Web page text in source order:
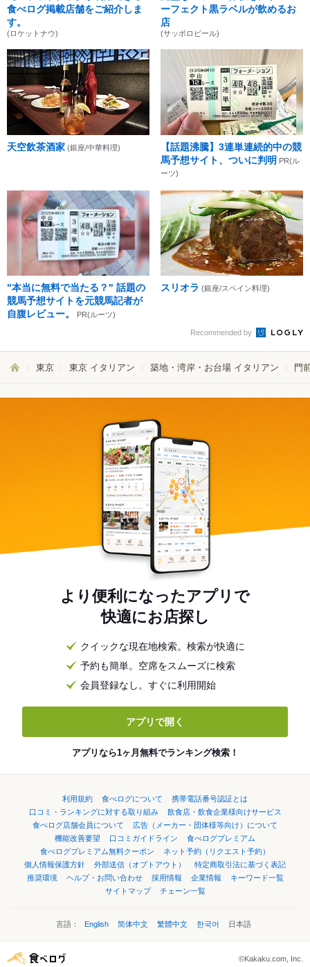
食べログ掲載店舗をご紹介しま
す。
(ロケットナウ)
ーフェクト黒ラベルが飲めるお
店
(サッポロビール)
天空飲茶酒家 (銀座/中華料理)
【話題沸騰】3連単連続的中の競
馬予想サイト、ついに判明 PR(ル
ーツ)
"本当に無料で当たる？" 話題の
競馬予想サイトを元競馬記者が
自腹レビュー。
PR(ルーツ)
スリオラ (銀座/スペイン料理)
Recommended by
東京 東京 イタリアン 築地・湾岸・お台場 イタリアン 門
より便利になったアプリで
快適にお店探し
クイックな現在地検索。検索が快適に
予約も簡単。空席をスムーズに検索
会員登録なし。すぐに利用開始
アプリで開く
アプリなら1ヶ月無料でランキング検索！
利用規約 食べログについて
携帯電話番号認証とは
口コミ・ランキングに対する取り組み
飲食店・飲食企業様向けサービス
食べログ店舗会員について
広告（メーカー・団体様等向け）について
機能改善要望
口コミガイドライン
食べログプレミアム
食べログプレミアム無料クーポン
ネット予約（リクエスト予約）
個人情報保護方針
外部送信（オプトアウト）
特定商取引法に基づく表記
推奨環境
ヘルプ・お問い合わせ 採用情報 企業情報
キーワード一覧
サイトマップ
チェーン一覧
言語： English 简体中文 繁體中文 한국어 日本語
©Kakaku.com, Inc.